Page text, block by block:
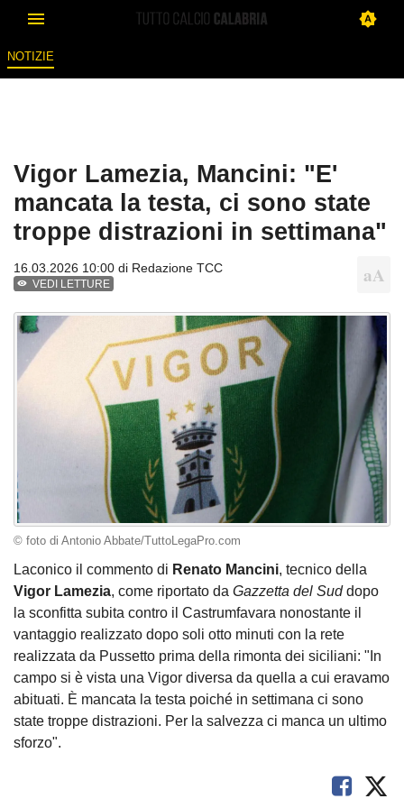
NOTIZIE
Vigor Lamezia, Mancini: "E'
mancata la testa, ci sono state
troppe distrazioni in settimana"
16.03.2026 10:00 di Redazione TCC
VEDI LETTURE
© foto di Antonio Abbate/TuttoLegaPro.com
Laconico il commento di Renato Mancini, tecnico della
Vigor Lamezia, come riportato da Gazzetta del Suddopo
la sconfitta subita contro il Castrumfavara nonostante il
vantaggio realizzato dopo soli otto minuti con la rete
realizzata da Pussetto prima della rimonta dei siciliani: "In
campo si è vista una Vigor diversa da quella a cui eravamo
abituati. È mancata la testa poiché in settimana ci sono
state troppe distrazioni. Per la salvezza ci manca un ultimo
sforzo".